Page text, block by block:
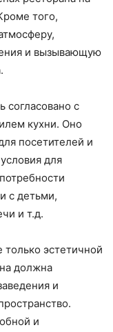
того,
и вызывающую
с
кухни. Оно
посетителей и
для
с детьми,
и т.д.
эстетичной
должна
и
и